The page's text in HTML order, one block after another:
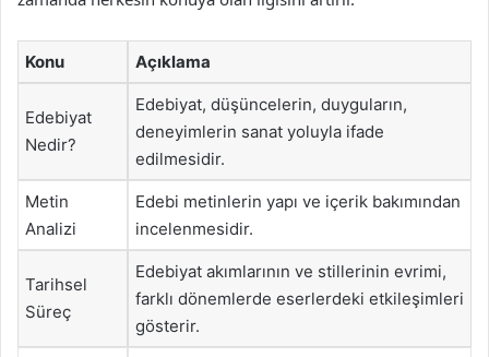
Konu Açıklama
Edebiyat
Nedir?
Edebiyat, düşüncelerin, duyguların,
deneyimlerin sanat yoluyla ifade
edilmesidir.
Metin
Analizi
Edebi metinlerin yapı ve içerik bakımından
incelenmesidir.
Tarihsel
Süreç
Edebiyat akımlarının ve stillerinin evrimi,
farklı dönemlerde eserlerdeki etkileşimleri
gösterir.